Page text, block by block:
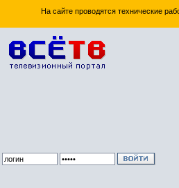
На сайте проводятся технические